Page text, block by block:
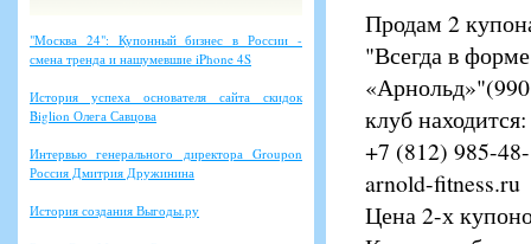
"Москва 24": Купонный бизнес в России -
смена тренда и нашумевшие iPhone 4S
История успеха основателя сайта скидок
Biglion Олега Савцова
Интервью генерального директора Groupon
Россия Дмитрия Дружинина
История создания Выгоды.ру
Продам 2
"Всегда в
клуб
+7 (812) 985-
arnold-fitness.ru
Цена 2-х